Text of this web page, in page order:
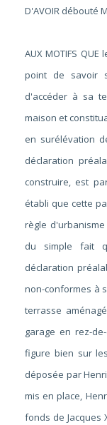
D'AVOIR débouté
AUX MOTIFS
point de savoir
d'accéder à sa
maison et
en surélévation
déclaration
construire, est
établi que cette
règle
du simple fait
déclaration
non-conformes à
terrasse
garage en rez-
figure bien sur
déposée par
mis en place,
fonds de Jacques